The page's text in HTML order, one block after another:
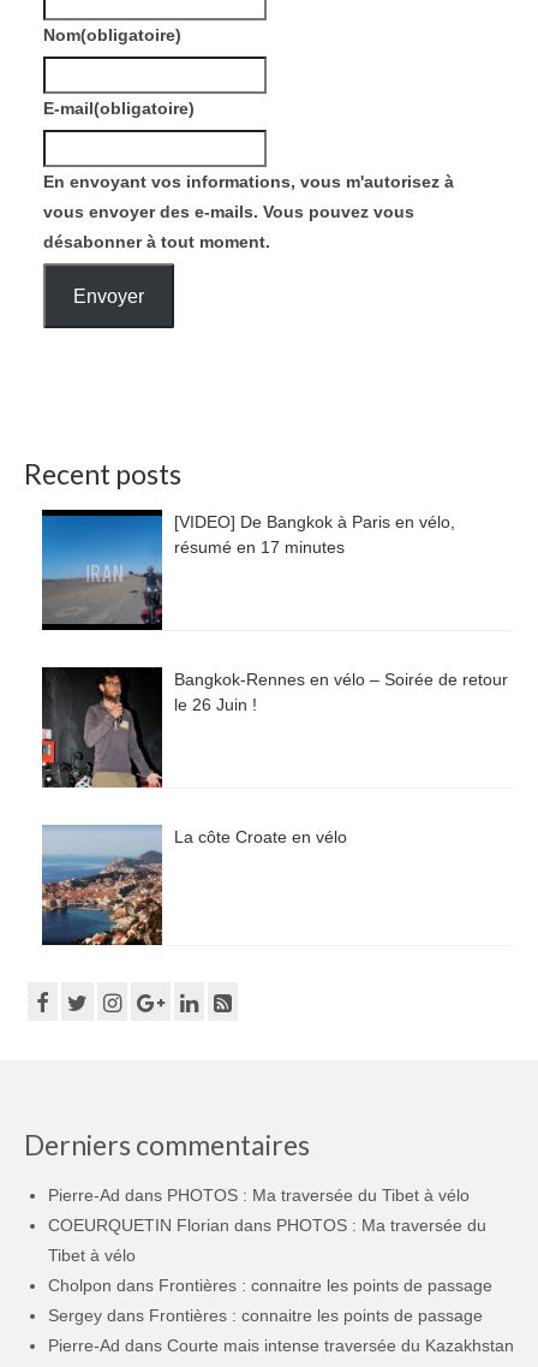
Nom(obligatoire)
E-mail(obligatoire)
En envoyant vos informations, vous m'autorisez à
vous envoyer des e-mails. Vous pouvez vous
désabonner à tout moment.
Envoyer
Recent posts
[VIDEO] De Bangkok à Paris en vélo,
résumé en 17 minutes
Bangkok-Rennes en vélo – Soirée de retour
le 26 Juin !
La côte Croate en vélo
Derniers commentaires
Pierre-Ad dans PHOTOS : Ma traversée du Tibet à vélo
COEURQUETIN Florian dans PHOTOS : Ma traversée du
Tibet à vélo
Cholpon dans Frontières : connaitre les points de passage
Sergey dans Frontières : connaitre les points de passage
Pierre-Ad dans Courte mais intense traversée du Kazakhstan